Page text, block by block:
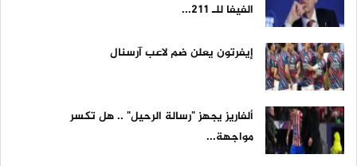
الفيفا للـ 211...
إيفرتون يعلن ضم لاعب آرسنال
ألفاريز يجهز "رسالة الرحيل" .. هل تكسر
مواجهة...